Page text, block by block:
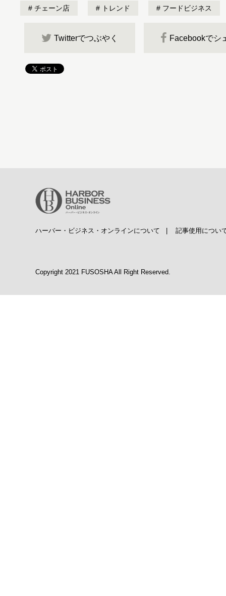
チェーン店 トレンド フードビジネス
Twitterでつぶやく Facebookでシ
ハーバー・ビジネス・オンラインについて 記事使用につい
Copyright 2021 FUSOSHA All Right Reserved.